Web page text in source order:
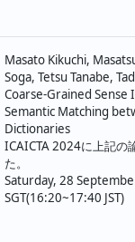
Masato Kikuchi,
Soga, Tetsu Tanabe,
Coarse-Grained
Semantic Matching
Dictionaries
ICAICTA 2024に上記の
た。
Saturday, 28
SGT(16:20~17:40 JST)